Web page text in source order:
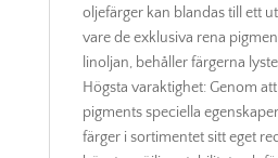
oljefärger kan blandas till ett
vare de exklusiva rena
linoljan, behåller färgerna
Högsta varaktighet: Genom
pigments speciella
färger i sortimentet sitt eget